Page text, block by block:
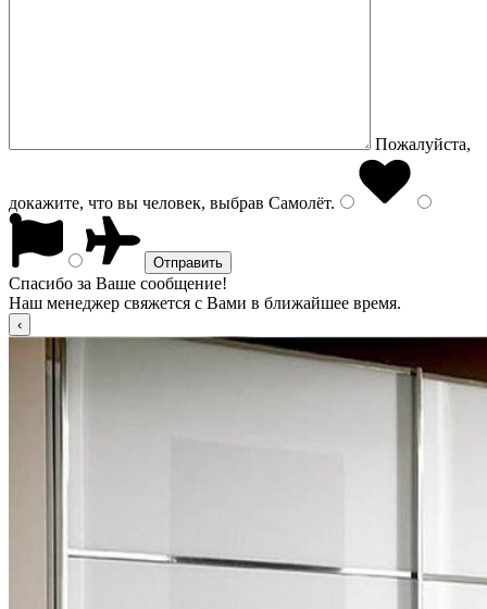
Пожалуйста,
докажите, что вы человек, выбрав Самолёт.
Спасибо за Ваше сообщение!
Наш менеджер свяжется с Вами в ближайшее время.